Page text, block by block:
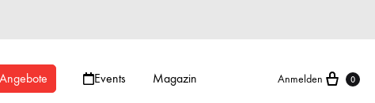
Angebote Events Magazin Anmelden 0